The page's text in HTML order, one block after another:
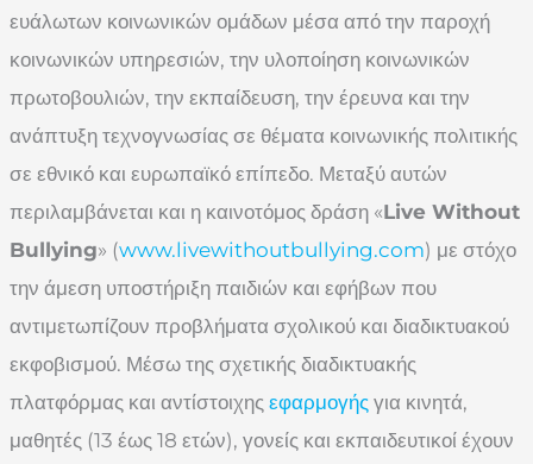
ευάλωτων κοινωνικών ομάδων μέσα από την παροχή
κοινωνικών υπηρεσιών, την υλοποίηση κοινωνικών
πρωτοβουλιών, την εκπαίδευση, την έρευνα και την
ανάπτυξη τεχνογνωσίας σε θέματα κοινωνικής πολιτικής
σε εθνικό και ευρωπαϊκό επίπεδο. Μεταξύ αυτών
περιλαμβάνεται και η καινοτόμος δράση «Live Without
Bullying» (www.livewithoutbullying.com) με στόχο
την άμεση υποστήριξη παιδιών και εφήβων που
αντιμετωπίζουν προβλήματα σχολικού και διαδικτυακού
εκφοβισμού. Μέσω της σχετικής διαδικτυακής
πλατφόρμας και αντίστοιχης εφαρμογής για κινητά,
μαθητές (13 έως 18 ετών), γονείς και εκπαιδευτικοί έχουν